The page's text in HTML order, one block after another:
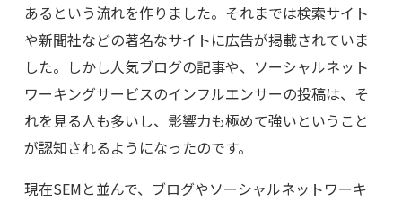
あるという流れを作りました。それまでは検索サイト
や新聞社などの著名なサイトに広告が掲載されていま
した。しかし人気ブログの記事や、ソーシャルネット
ワーキングサービスのインフルエンサーの投稿は、そ
れを見る人も多いし、影響力も極めて強いということ
が認知されるようになったのです。
現在SEMと並んで、ブログやソーシャルネットワーキ